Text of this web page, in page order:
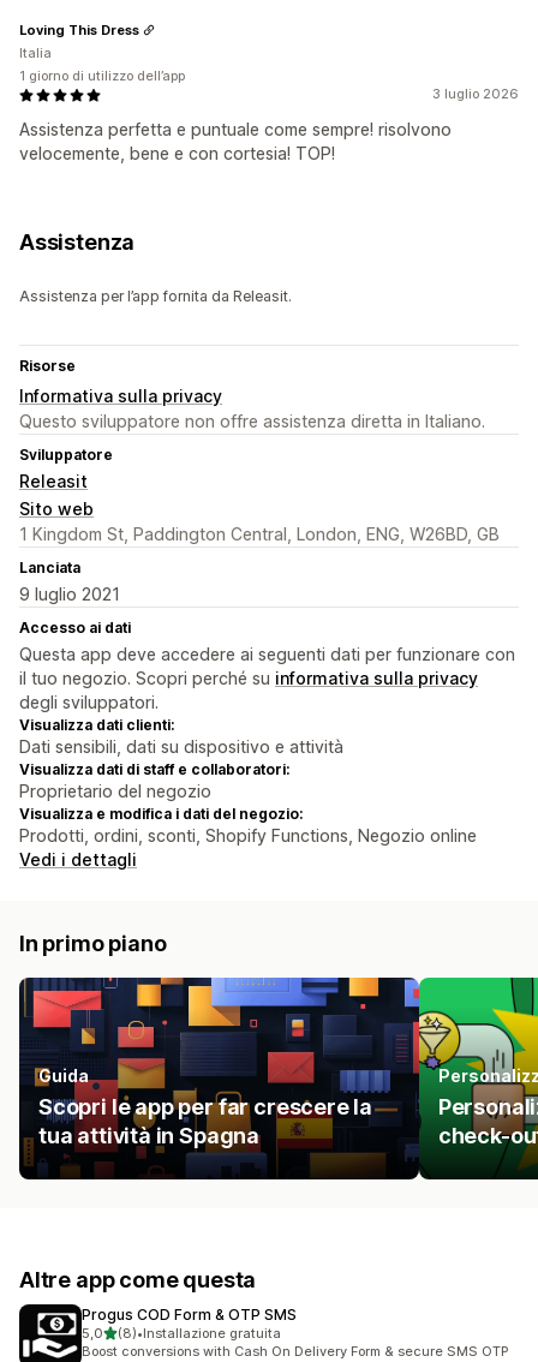
3 luglio 2026
Assistenza perfetta e puntuale come sempre! risolvono
velocemente, bene e con cortesia! TOP!
Loving This Dress
Italia
1 giorno di utilizzo dell’app
Assistenza
Assistenza per l’app fornita da Releasit.
Risorse
Informativa sulla privacy
Questo sviluppatore non offre assistenza diretta in Italiano.
Sviluppatore
Releasit
Sito web
1 Kingdom St, Paddington Central, London, ENG, W26BD, GB
Lanciata
9 luglio 2021
Accesso ai dati
Questa app deve accedere ai seguenti dati per funzionare con
il tuo negozio. Scopri perché su informativa sulla privacy
degli sviluppatori.
Visualizza dati clienti:
Dati sensibili, dati su dispositivo e attività
Visualizza dati di staff e collaboratori:
Proprietario del negozio
Visualizza e modifica i dati del negozio:
Prodotti, ordini, sconti, Shopify Functions, Negozio online
Vedi i dettagli
In primo piano
Guida
Scopri le app per far crescere la
tua attività in Spagna
check-
Altre app come questa
Progus COD Form & OTP SMS
5,0stelle su 5
(8)
8 recensioni totali
•Installazione gratuita
Boost conversions with Cash On Delivery Form & secure SMS OTP